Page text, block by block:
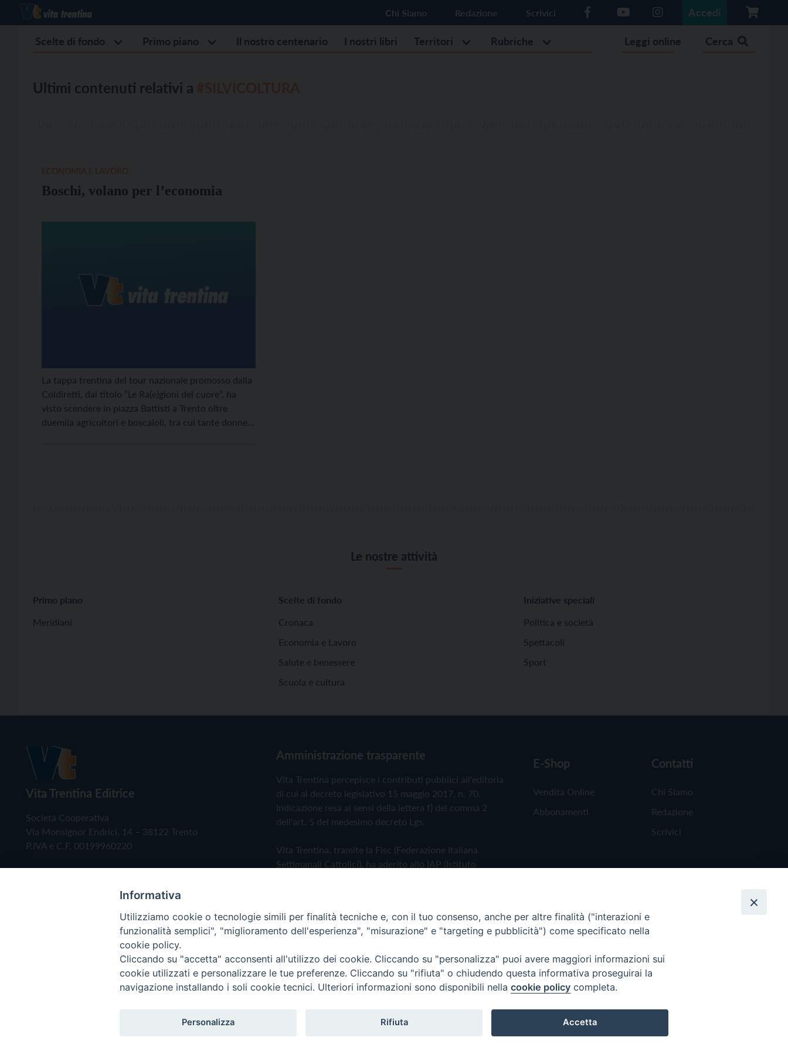
Chi Siamo Redazione Scrivici Accedi
Scelte di fondo Primo piano Il nostro centenario I nostri libri Territori Rubriche Leggi online Cerca
Ultimi contenuti relativi a
Boschi, volano per l’economia
La tappa trentina del tour nazionale promosso dalla
Coldiretti, dal titolo “Le Ra(e)gioni del cuore”, ha
visto scendere in piazza Battisti a Trento oltre
duemila agricoltori e boscaioli, tra cui tante donne e
Le nostre attività
Primo piano
Meridiani
Scelte di fondo
Cronaca
Economia e Lavoro
Salute e benessere
Scuola e cultura
Iniziative speciali
Politica e società
Spettacoli
Sport
Vita Trentina Editrice
Società Cooperativa
Via Monsignor Endrici, 14 – 38122 Trento
P.IVA e C.F. 00199960220
Amministrazione trasparente
Vita Trentina percepisce i contributi pubblici all'editoria
di cui al decreto legislativo 15 maggio 2017, n. 70.
Indicazione resa ai sensi della lettera f) del comma 2
dell'art. 5 del medesimo decreto Lgs.
Vita Trentina, tramite la Fisc (Federazione Italiana
Settimanali Cattolici), ha aderito allo IAP (Istituto
Privacy Policy Cookie Policy
E-Shop
Vendita Online
Abbonamenti
Contatti
Chi Siamo
Redazione
Scrivici
Copyright © 2019 - Tutti i diritti riservati - Vita Trentina Editrice
Informativa
Utilizziamo cookie o tecnologie simili per finalità tecniche e, con il tuo consenso, anche per altre finalità ("interazioni e
funzionalità semplici", "miglioramento dell'esperienza", "misurazione" e "targeting e pubblicità") come specificato nella
cookie policy.
Cliccando su "accetta" acconsenti all'utilizzo dei cookie. Cliccando su "personalizza" puoi avere maggiori informazioni sui
cookie utilizzati e personalizzare le tue preferenze. Cliccando su "rifiuta" o chiudendo questa informativa proseguirai la
navigazione installando i soli cookie tecnici. Ulteriori informazioni sono disponibili nella cookie policy completa.
Personalizza Rifiuta Accetta